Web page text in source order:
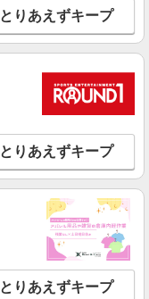
とりあえずキープ
とりあえずキープ
とりあえずキープ